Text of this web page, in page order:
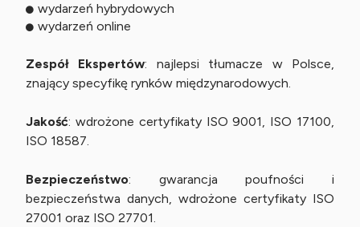
wydarzeń hybrydowych
wydarzeń online
Zespół Ekspertów: najlepsi tłumacze w Polsce,
znający specyfikę rynków międzynarodowych.
Jakość: wdrożone certyfikaty ISO 9001, ISO 17100,
ISO 18587.
Bezpieczeństwo: gwarancja poufności i
bezpieczeństwa danych, wdrożone certyfikaty ISO
27001 oraz ISO 27701.